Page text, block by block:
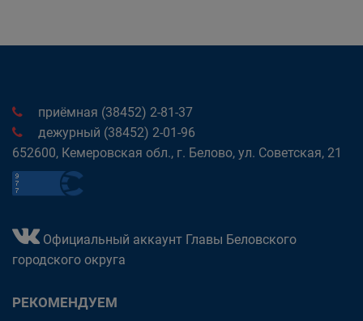
приёмная (38452) 2-81-37
дежурный (38452) 2-01-96
652600, Кемеровская обл., г. Белово, ул. Советская, 21
Официальный аккаунт Главы Беловского
городского округа
РЕКОМЕНДУЕМ